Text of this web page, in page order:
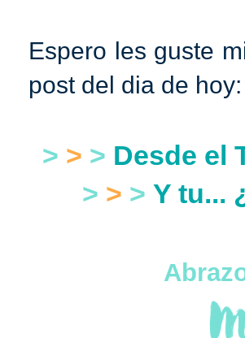
Espero les guste
post del dia de hoy:
> > > Desde el
> > > Y tu...